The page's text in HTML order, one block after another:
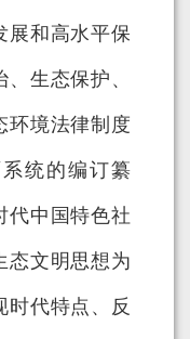
展和高水平保
生态保护、
环境法律制度
统的编订纂
代中国特色社
态文明思想为
时代特点、反